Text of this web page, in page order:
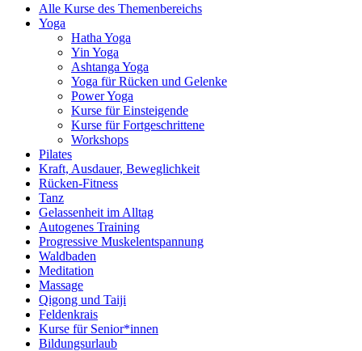
Alle Kurse des Themenbereichs
Yoga
Hatha Yoga
Yin Yoga
Ashtanga Yoga
Yoga für Rücken und Gelenke
Power Yoga
Kurse für Einsteigende
Kurse für Fortgeschrittene
Workshops
Pilates
Kraft, Ausdauer, Beweglichkeit
Rücken-Fitness
Tanz
Gelassenheit im Alltag
Autogenes Training
Progressive Muskelentspannung
Waldbaden
Meditation
Massage
Qigong und Taiji
Feldenkrais
Kurse für Senior*innen
Bildungsurlaub